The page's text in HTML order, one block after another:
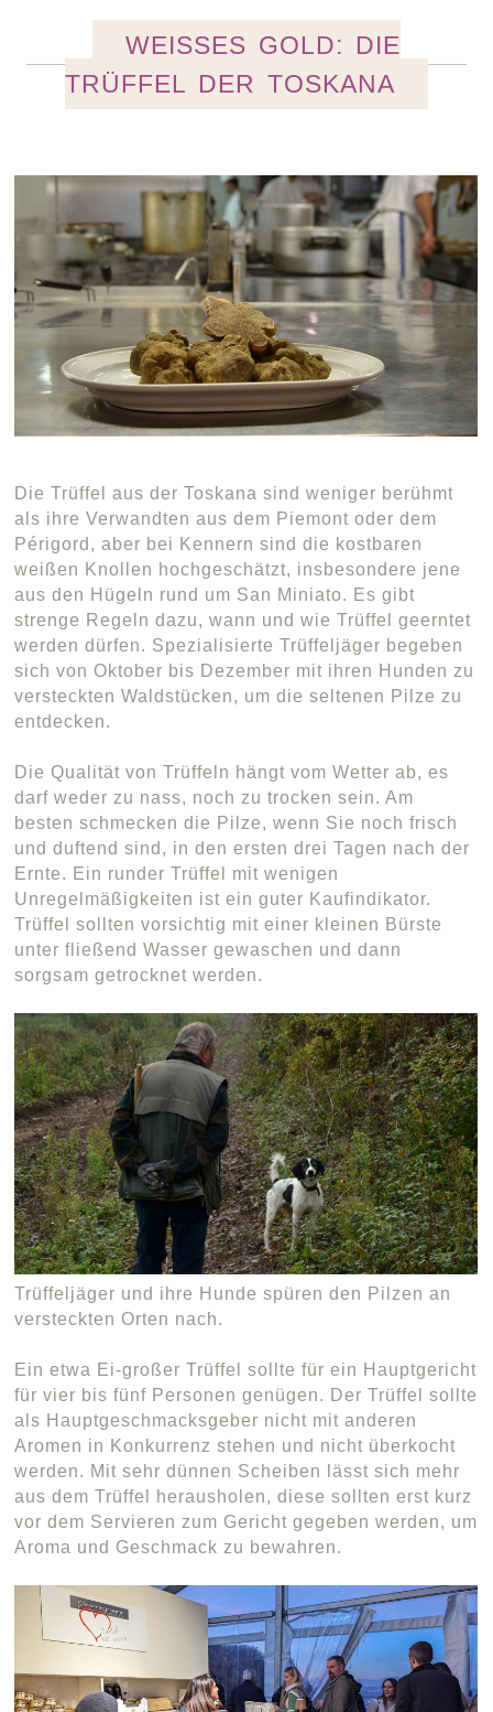
WEISSES GOLD: DIE T
RÜFFEL DER TOSKANA
Die Trüffel aus der Toskana sind weniger berühmt
als ihre Verwandten aus dem Piemont oder dem
Périgord, aber bei Kennern sind die kostbaren
weißen Knollen hochgeschätzt, insbesondere jene
aus den Hügeln rund um San Miniato. Es gibt
strenge Regeln dazu, wann und wie Trüffel geerntet
werden dürfen. Spezialisierte Trüffeljäger begeben
sich von Oktober bis Dezember mit ihren Hunden zu
versteckten Waldstücken, um die seltenen Pilze zu
entdecken.
Die Qualität von Trüffeln hängt vom Wetter ab, es
darf weder zu nass, noch zu trocken sein. Am
besten schmecken die Pilze, wenn Sie noch frisch
und duftend sind, in den ersten drei Tagen nach der
Ernte. Ein runder Trüffel mit wenigen
Unregelmäßigkeiten ist ein guter Kaufindikator.
Trüffel sollten vorsichtig mit einer kleinen Bürste
unter fließend Wasser gewaschen und dann
sorgsam getrocknet werden.
Trüffeljäger und ihre Hunde spüren den Pilzen an
versteckten Orten nach.
Ein etwa Ei-großer Trüffel sollte für ein Hauptgericht
für vier bis fünf Personen genügen. Der Trüffel sollte
als Hauptgeschmacksgeber nicht mit anderen
Aromen in Konkurrenz stehen und nicht überkocht
werden. Mit sehr dünnen Scheiben lässt sich mehr
aus dem Trüffel herausholen, diese sollten erst kurz
vor dem Servieren zum Gericht gegeben werden, um
Aroma und Geschmack zu bewahren.